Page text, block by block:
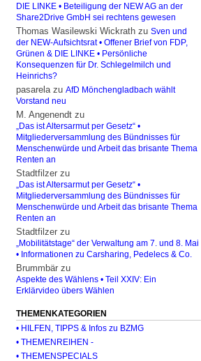
DIE LINKE • Beteiligung der NEW AG an der
Share2Drive GmbH sei rechtens gewesen
Thomas Wasilewski Wickrath zu Sven und
der NEW-Aufsichtsrat • Offener Brief von FDP,
Grünen & DIE LINKE • Persönliche
Konsequenzen für Dr. Schlegelmilch und
Heinrichs?
pasarelazu AfD Mönchengladbach wählt
Vorstand neu
M. Angenendt zu
„Das ist Altersarmut per Gesetz“ •
Mitgliederversammlung des Bündnisses für
Menschenwürde und Arbeit das brisante Thema
Renten an
Stadtfilzer zu
„Das ist Altersarmut per Gesetz“ •
Mitgliederversammlung des Bündnisses für
Menschenwürde und Arbeit das brisante Thema
Renten an
Stadtfilzer zu
„Mobilitätstage“ der Verwaltung am 7. und 8. Mai
• Informationen zu Carsharing, Pedelecs & Co.
Brummbär zu
Aspekte des Wählens • Teil XXIV: Ein
Erklärvideo übers Wählen
THEMENKATEGORIEN
• HILFEN, TIPPS & Infos zu BZMG
• THEMENREIHEN -
• THEMENSPECIALS